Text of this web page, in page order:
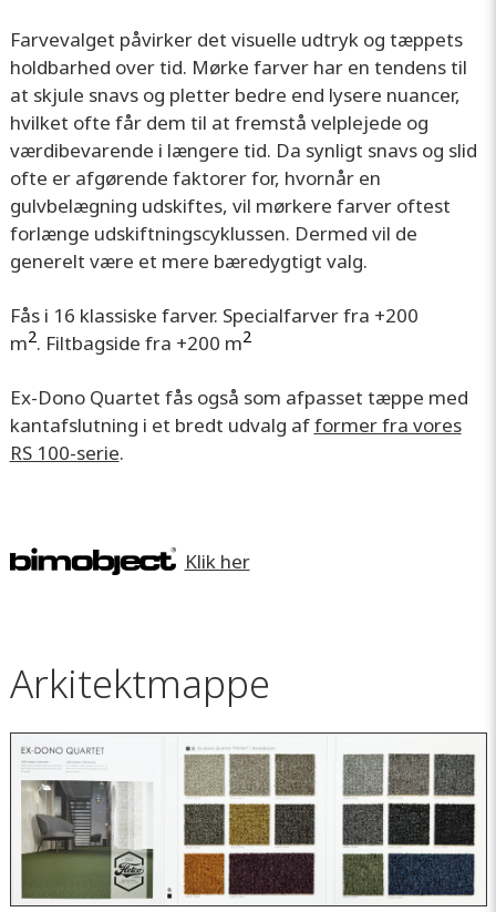
Farvevalget påvirker det visuelle udtryk og tæppets
holdbarhed over tid. Mørke farver har en tendens til
at skjule snavs og pletter bedre end lysere nuancer,
hvilket ofte får dem til at fremstå velplejede og
værdibevarende i længere tid. Da synligt snavs og slid
ofte er afgørende faktorer for, hvornår en
gulvbelægning udskiftes, vil mørkere farver oftest
forlænge udskiftningscyklussen. Dermed vil de
generelt være et mere bæredygtigt valg.
Fås i 16 klassiske farver. Specialfarver fra +200
m2. Filtbagside fra +200 m2
Ex-Dono Quartet fås også som afpasset tæppe med
kantafslutning i et bredt udvalg afformer fra vores
RS 100-serie.
Klik her
Arkitektmappe